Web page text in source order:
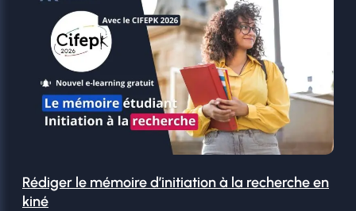
Rédiger le mémoire d’initiation à la recherche en
kiné